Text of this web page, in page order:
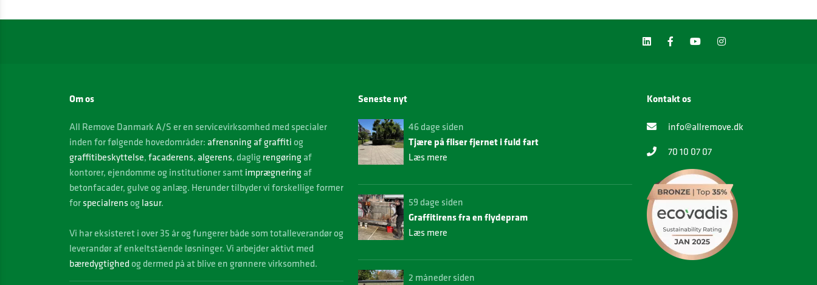
Om os
All Remove Danmark A/S er en servicevirksomhed med specialer
inden for følgende hovedområder: afrensning af graffiti og
graffitibeskyttelse,facaderens, algerens, dagligrengøringaf
kontorer, ejendomme og institutioner samtimprægneringaf
betonfacader, gulve og anlæg. Herunder tilbyder vi forskellige former
forspecialrensoglasur.
Vi har eksisteret i over 35 år og fungerer både som totalleverandør og
leverandør af enkeltstående løsninger. Vi arbejder aktivt med
bæredygtighed og dermed på at blive en grønnere virksomhed.
Seneste nyt
46 dage siden
Tjære på fliser fjernet i fuld fart
Læs mere
59 dage siden
Graffitirens fra en flydepram
Læs mere
2 måneder siden
Kontakt os
info@allremove.dk
70 10 07 07